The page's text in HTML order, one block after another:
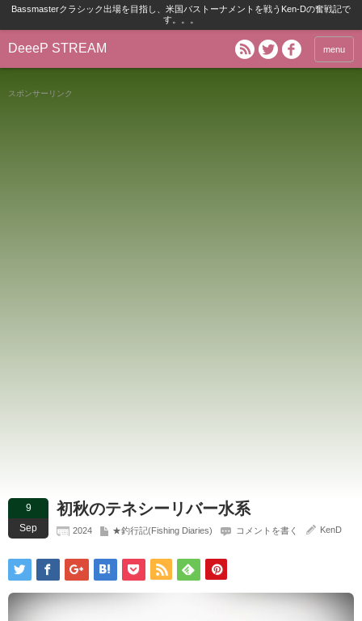
Bassmasterクラシック出場を目指し、米国バストーナメントを戦うKen-Dの奮戦記で
す。。。
DeeeP STREAM menu
スポンサーリンク
9
Sep
初秋のテネシーリバー水系
2024 ★釣行記(Fishing Diaries) コメントを書く KenD